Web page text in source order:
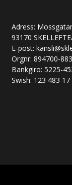
Adress:
93170
E-post:
Orgnr: 894700-
Bankgiro: 5225-
Swish: 123 483 17